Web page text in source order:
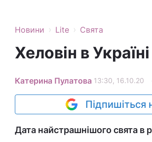
Новини › Lite › Свята
Хеловін в
Катерина Пулатова 13:30, 16.10.20
Підпишіться
Дата найстрашнішого свята в